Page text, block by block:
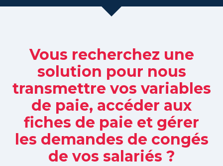
Vous recherchez une
solution pour nous
transmettre vos variables
de paie, accéder aux
fiches de paie et gérer
les demandes de congés
de vos salariés ?